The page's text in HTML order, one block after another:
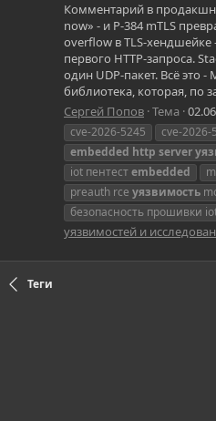
Комментарий в
now» - и P-384 mTLS
overflow в TLS-хендшейке
первого HTTP-запроса.
один UDP-пакет. Всё это
библиотека, которая, по
Сергей Попов Тема
cve-2026-5245
cve-2026-
embedded http server
iot пентестembedded
preauth rce уязвимость
безопасность прошивки
уязвимостей и
Теги